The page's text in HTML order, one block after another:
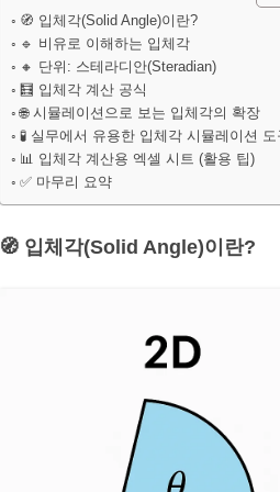
🧭 입체각(Solid Angle)이란?
🔹 비유로 이해하는 입체각
🔸 단위: 스테라디안(Steradian)
🧮 입체각 계산 공식
🌐 시뮬레이션으로 보는 입체각의 확장
🧪 실무에서 유용한 입체각 시뮬레이션 도
📊 입체각 계산용 엑셀 시트 (활용 팁)
✅ 마무리 요약
🧭 입체각(Solid Angle)이란?